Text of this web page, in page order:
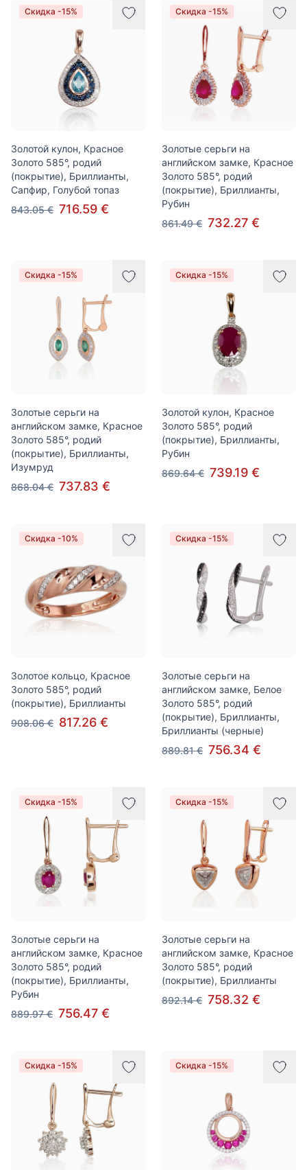
Скидка -15%
Золотой кулон, Красное
Золото 585°, родий
(покрытие), Бриллианты,
Сапфир, Голубой топаз
843.05 € 716.59 €
Скидка -15%
Золотые серьги на
английском замке, Красное
Золото 585°, родий
(покрытие), Бриллианты,
Рубин
861.49 € 732.27 €
Скидка -15%
Золотые серьги на
английском замке, Красное
Золото 585°, родий
(покрытие), Бриллианты,
Изумруд
868.04 € 737.83 €
Скидка -15%
Золотой кулон, Красное
Золото 585°, родий
(покрытие), Бриллианты,
Рубин
869.64 € 739.19 €
Скидка -10%
Золотое кольцо, Красное
Золото 585°, родий
(покрытие), Бриллианты
908.06 € 817.26 €
Скидка -15%
Золотые серьги на
английском замке, Белое
Золото 585°, родий
(покрытие), Бриллианты,
Бриллианты (черные)
889.81 € 756.34 €
Скидка -15%
Золотые серьги на
английском замке, Красное
Золото 585°, родий
(покрытие), Бриллианты,
Рубин
889.97 € 756.47 €
Скидка -15%
Золотые серьги на
английском замке, Красное
Золото 585°, родий
(покрытие), Бриллианты
892.14 € 758.32 €
Скидка -15% Скидка -15%